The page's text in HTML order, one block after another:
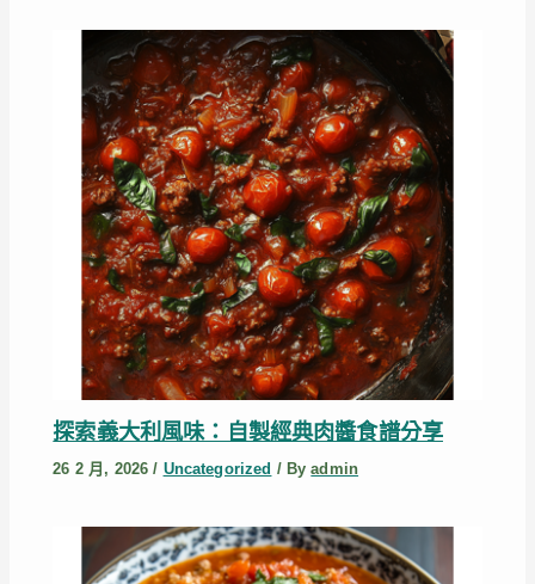
探索義大利風味：自製經典肉醬食譜分享
26 2 月, 2026/ Uncategorized / Byadmin